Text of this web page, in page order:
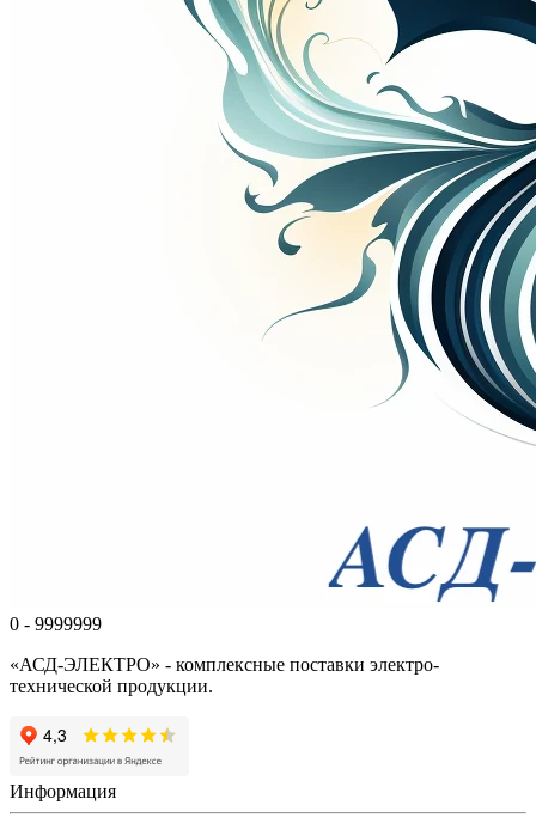
0 - 9999999
«АСД-ЭЛЕКТРО» - комплексные поставки электро-
технической продукции.
Информация